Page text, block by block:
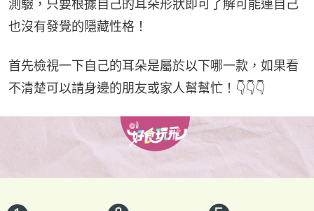
測驗，只要根據自己的耳朵形狀即可了解可能連自己
也沒有發覺的隱藏性格！
首先檢視一下自己的耳朵是屬於以下哪一款，如果看
不清楚可以請身邊的朋友或家人幫幫忙！👇👇👇